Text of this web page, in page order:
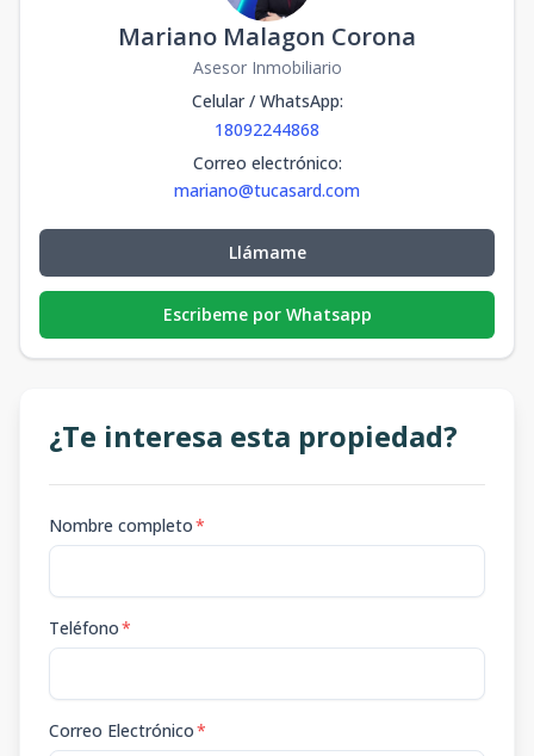
Mariano Malagon Corona
Asesor Inmobiliario
Celular / WhatsApp:
18092244868
Correo electrónico:
mariano@tucasard.com
Llámame
Escribeme por Whatsapp
¿Te interesa esta propiedad?
Nombre completo*
Teléfono*
Correo Electrónico*